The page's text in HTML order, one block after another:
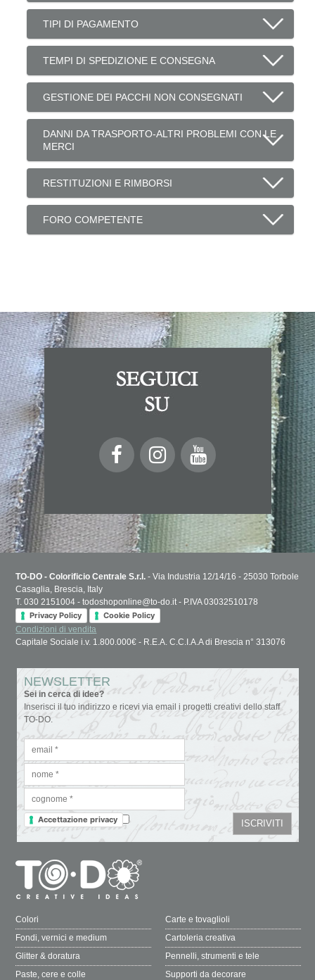
TIPI DI PAGAMENTO
TEMPI DI SPEDIZIONE E CONSEGNA
GESTIONE DEI PACCHI NON CONSEGNATI
DANNI DA TRASPORTO-ALTRI PROBLEMI CON LE
MERCI
RESTITUZIONI E RIMBORSI
FORO COMPETENTE
TO-DO - Colorificio Centrale S.r.l. - Via Industria 12/14/16 - 25030 Torbole
Casaglia, Brescia, Italy
T. 030 2151004 - todoshoponline@to-do.it - P.IVA 03032510178
Privacy Policy
Cookie Policy
Condizioni di vendita
Capitale Sociale i.v. 1.800.000€ - R.E.A. C.C.I.A.A di Brescia n° 313076
NEWSLETTER
Sei in cerca di idee?
Inserisci il tuo indirizzo e ricevi via email i progetti creativi dello staff
TO-DO.
Accettazione privacy
Colori
Fondi, vernici e medium
Glitter & doratura
Paste, cere e colle
Carte e tovaglioli
Cartoleria creativa
Pennelli, strumenti e tele
Supporti da decorare